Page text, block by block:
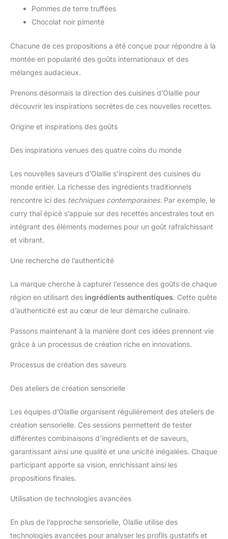
Pommes de terre truffées
Chocolat noir pimenté
Chacune de ces propositions a été conçue pour répondre à la
montée en popularité des goûts internationaux et des
mélanges audacieux.
Prenons désormais la direction des cuisines d’Olallie pour
découvrir les inspirations secrètes de ces nouvelles recettes.
Origine et inspirations des goûts
Des inspirations venues des quatre coins du monde
Les nouvelles saveurs d’Olallie s’inspirent des cuisines du
monde entier. La richesse des ingrédients traditionnels
rencontre ici des techniques contemporaines. Par exemple, le
curry thaï épicé s’appuie sur des recettes ancestrales tout en
intégrant des éléments modernes pour un goût rafraîchissant
et vibrant.
Une recherche de l’authenticité
La marque cherche à capturer l’essence des goûts de chaque
région en utilisant des ingrédients authentiques. Cette quête
d’authenticité est au cœur de leur démarche culinaire.
Passons maintenant à la manière dont ces idées prennent vie
grâce à un processus de création riche en innovations.
Processus de création des saveurs
Des ateliers de création sensorielle
Les équipes d’Olallie organisent régulièrement des ateliers de
création sensorielle. Ces sessions permettent de tester
différentes combinaisons d’ingrédients et de saveurs,
garantissant ainsi une qualité et une unicité inégalées. Chaque
participant apporte sa vision, enrichissant ainsi les
propositions finales.
Utilisation de technologies avancées
En plus de l’approche sensorielle, Olallie utilise des
technologies avancées pour analyser les profils gustatifs et